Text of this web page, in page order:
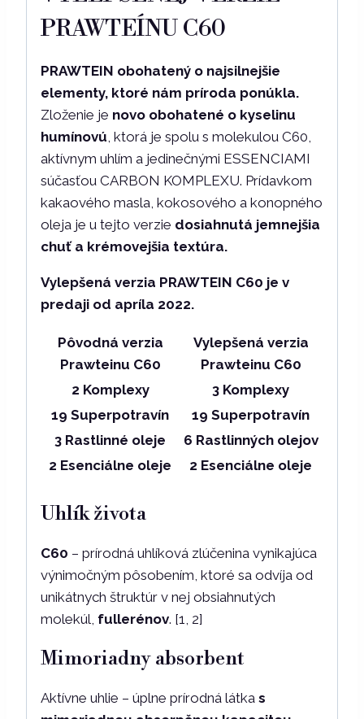
PRAWTEÍNU C60
PRAWTEIN obohatený o najsilnejšie
elementy, ktoré nám príroda ponúkla.
Zloženie je novo obohatené o kyselinu
humínovú , ktorá je spolu s molekulou C60,
aktívnym uhlím a jedinečnými ESSENCIAMI
súčasťou CARBON KOMPLEXU. Prídavkom
kakaového masla, kokosového a konopného
oleja je u tejto verzie dosiahnutá jemnejšia
chuť a krémovejšia textúra.
Vylepšená verzia PRAWTEIN C60 je v
predaji od apríla 2022.
Pôvodná verzia
Prawteinu C60
Vylepšená verzia
Prawteinu C60
2 Komplexy
3 Komplexy
19 Superpotravín
19 Superpotravín
3 Rastlinné oleje
6 Rastlinných olejov
2 Esenciálne oleje
2 Esenciálne oleje
Uhlík života
C60 – prírodná uhlíková zlúčenina vynikajúca
výnimočným pôsobením, ktoré sa odvíja od
unikátnych štruktúr v nej obsiahnutých
molekúl, fullerénov. [1, 2]
Mimoriadny absorbent
Aktívne uhlie – úplne prírodná látka s